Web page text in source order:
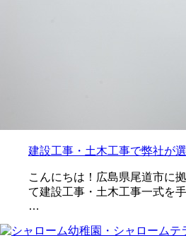
建設工事・土木工事で弊社が
こんにちは！広島県尾道市に
て建設工事・土木工事一式を
…